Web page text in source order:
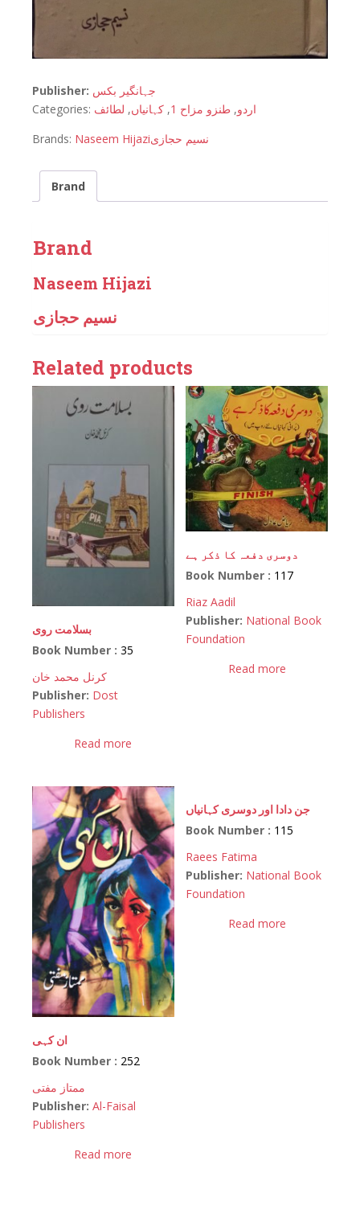
Publisher: جہانگیر بکس
Categories:
اردو, طنزو مزاح 1 , کہانیاں, لطائف
Brands: Naseem Hijaziنسیم حجازی
Brand
Brand
Naseem Hijazi
نسیم حجازی
Related products
بسلامت روی
Book Number : 35
کرنل محمد خان
Publisher: Dost
Publishers
Read more
دوسری دفعہ کا ذکر ہے
Book Number : 117
Riaz Aadil
Publisher: National Book
Foundation
Read more
ان کہی
Book Number : 252
ممتاز مفتی
Publisher: Al-Faisal
Publishers
Read more
جن دادا اور دوسری کہانیاں
Book Number : 115
Raees Fatima
Publisher: National Book
Foundation
Read more